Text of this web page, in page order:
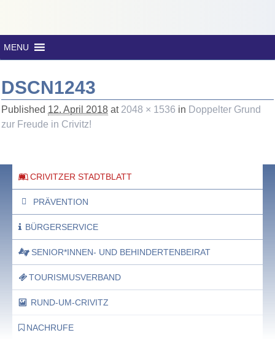
MENU
DSCN1243
Published 12. April 2018 at 2048 × 1536 in Doppelter Grund
zur Freude in Crivitz!
CRIVITZER STADTBLATT
PRÄVENTION
BÜRGERSERVICE
SENIOR*INNEN- UND BEHINDERTENBEIRAT
TOURISMUSVERBAND
RUND-UM-CRIVITZ
NACHRUFE